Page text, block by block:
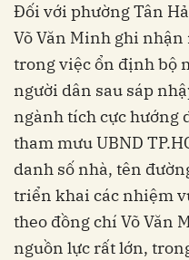
Đối với phường Tân
Võ Văn Minh ghi
trong việc ổn định bộ
người dân sau sáp
ngành tích cực hướng
tham mưu UBND
danh số nhà, tên
triển khai các nhiệm
theo đồng chí Võ Văn
nguồn lực rất lớn,